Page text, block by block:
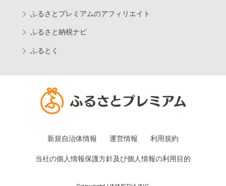
ふるさとプレミアムのアフィリエイト
ふるさと納税ナビ
ふるとく
新規自治体情報 運営情報 利用規約
当社の個人情報保護方針及び個人情報の利用目的